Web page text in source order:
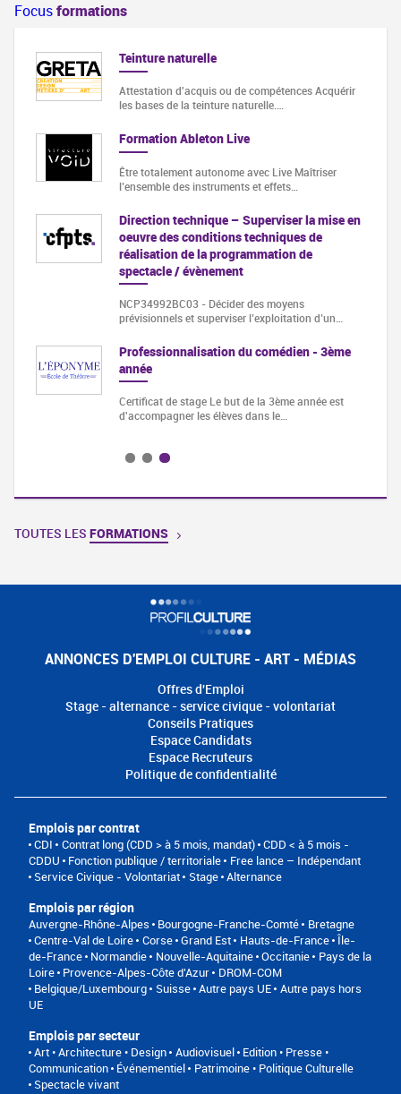
Focusformations
Teinture naturelle
Attestation d'acquis ou de compétences Acquérir
les bases de la teinture naturelle.…
Formation Ableton Live
Être totalement autonome avec Live Maîtriser
l’ensemble des instruments et effets…
Direction technique – Superviser la mise en
oeuvre des conditions techniques de
réalisation de la programmation de
spectacle / évènement
NCP34992BC03 - Décider des moyens
prévisionnels et superviser l’exploitation d’un…
Professionnalisation du comédien - 3ème
année
Certificat de stage Le but de la 3ème année est
d'accompagner les élèves dans le…
TOUTES LES FORMATIONS
ANNONCES D'EMPLOI CULTURE - ART - MÉDIAS
Offres d'Emploi
Stage - alternance - service civique - volontariat
Conseils Pratiques
Espace Candidats
Espace Recruteurs
Politique de confidentialité
Emplois par contrat
CDI Contrat long (CDD > à 5 mois, mandat) CDD < à 5 mois -
CDDU
Fonction publique / territoriale
Free lance – Indépendant
Service Civique - Volontariat
Stage Alternance
Emplois par région
Auvergne-Rhône-Alpes Bourgogne-Franche-Comté
Bretagne
Centre-Val de Loire Corse Grand Est Hauts-de-France Île-
de-France Normandie Nouvelle-Aquitaine Occitanie
Pays de la
Loire Provence-Alpes-Côte d'Azur
DROM-COM
Belgique/Luxembourg
Suisse Autre pays UE Autre pays hors
UE
Emplois par secteur
Art • Architecture • Design Audiovisuel Edition • Presse •
Communication Événementiel
Patrimoine • Politique Culturelle
Spectacle vivant